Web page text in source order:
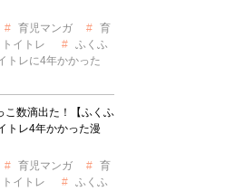
育児マンガ
育
トイトレ
ふくふ
トレに4年かかった
こ数滴出た！【ふくふ
トレ4年かかった漫
育児マンガ
育
トイトレ
ふくふ